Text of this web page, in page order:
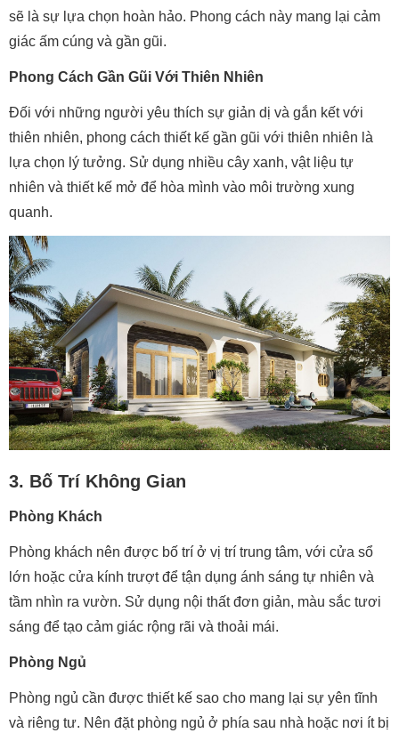
sẽ là sự lựa chọn hoàn hảo. Phong cách này mang lại cảm
giác ấm cúng và gần gũi.
Phong Cách Gần Gũi Với Thiên Nhiên
Đối với những người yêu thích sự giản dị và gắn kết với
thiên nhiên, phong cách thiết kế gần gũi với thiên nhiên là
lựa chọn lý tưởng. Sử dụng nhiều cây xanh, vật liệu tự
nhiên và thiết kế mở để hòa mình vào môi trường xung
quanh.
3. Bố Trí Không Gian
Phòng Khách
Phòng khách nên được bố trí ở vị trí trung tâm, với cửa sổ
lớn hoặc cửa kính trượt để tận dụng ánh sáng tự nhiên và
tầm nhìn ra vườn. Sử dụng nội thất đơn giản, màu sắc tươi
sáng để tạo cảm giác rộng rãi và thoải mái.
Phòng Ngủ
Phòng ngủ cần được thiết kế sao cho mang lại sự yên tĩnh
và riêng tư. Nên đặt phòng ngủ ở phía sau nhà hoặc nơi ít bị